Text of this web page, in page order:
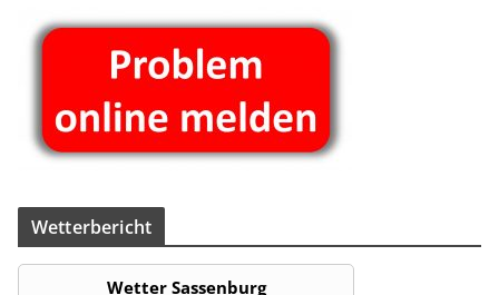
Wet­ter­be­richt
Wetter Sassenburg